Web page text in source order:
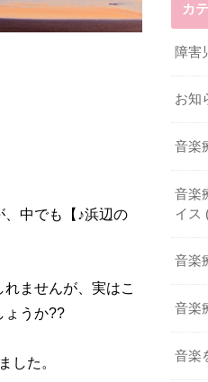
中でも【♪浜辺の
ませんが、実はこ
ょうか??
した。
カ
障害
お知
音楽
音楽
イス
音楽
音楽
音楽